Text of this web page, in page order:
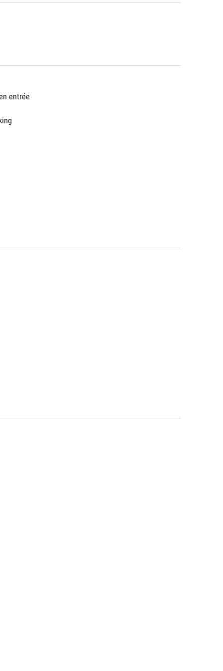
entrée